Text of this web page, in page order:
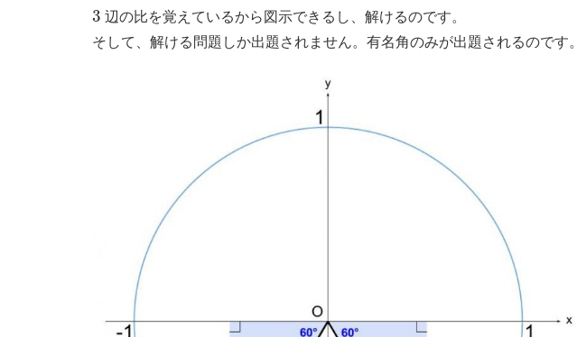
3
3 辺の比を覚えているから図示できるし、解けるのです。
そして、解ける問題しか出題されません。有名角のみが出題されるのです。